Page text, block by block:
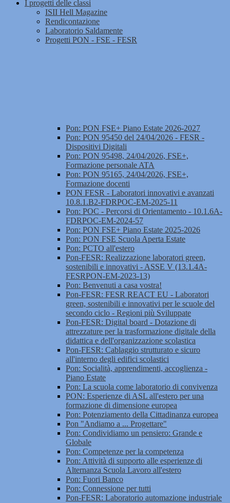
I progetti delle classi
ISII Hell Magazine
Rendicontazione
Laboratorio Saldamente
Progetti PON - FSE - FESR
Pon: PON FSE+ Piano Estate 2026-2027
Pon: PON 95450 del 24/04/2026 - FESR -
Dispositivi Digitali
Pon: PON 95498, 24/04/2026, FSE+,
Formazione personale ATA
Pon: PON 95165, 24/04/2026, FSE+,
Formazione docenti
PON FESR - Laboratori innovativi e avanzati
10.8.1.B2-FDRPOC-EM-2025-11
Pon: POC - Percorsi di Orientamento - 10.1.6A-
FDRPOC-EM-2024-57
Pon: PON FSE+ Piano Estate 2025-2026
Pon: PON FSE Scuola Aperta Estate
Pon: PCTO all'estero
Pon-FESR: Realizzazione laboratori green,
sostenibili e innovativi - ASSE V (13.1.4A-
FESRPON-EM-2023-13)
Pon: Benvenuti a casa vostra!
Pon-FESR: FESR REACT EU - Laboratori
green, sostenibili e innovativi per le scuole del
secondo ciclo - Regioni più Sviluppate
Pon-FESR: Digital board - Dotazione di
attrezzature per la trasformazione digitale della
didattica e dell'organizzazione scolastica
Pon-FESR: Cablaggio strutturato e sicuro
all'interno degli edifici scolastici
Pon: Socialità, apprendimenti, accoglienza -
Piano Estate
Pon: La scuola come laboratorio di convivenza
PON: Esperienze di ASL all'estero per una
formazione di dimensione europea
Pon: Potenziamento della Cittadinanza europea
Pon "Andiamo a ... Progettare"
Pon: Condividiamo un pensiero: Grande e
Globale
Pon: Competenze per la competenza
Pon: Attività di supporto alle esperienze di
Alternanza Scuola Lavoro all'estero
Pon: Fuori Banco
Pon: Connessione per tutti
Pon-FESR: Laboratorio automazione industriale